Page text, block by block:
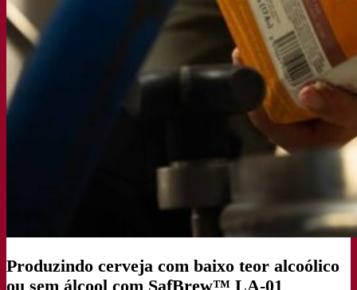
Percepções de especialistas
Pesquisar por:
Produzindo cerveja com baixo teor alcoólico
ou sem álcool com SafBrew™ LA-01